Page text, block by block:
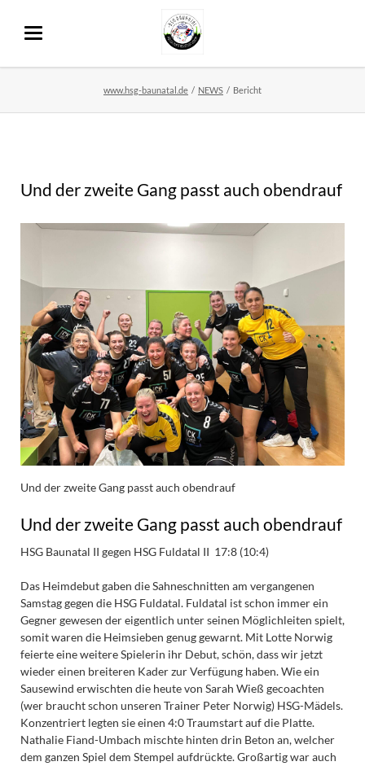
www.hsg-baunatal.de NEWS Bericht
Und der zweite Gang passt auch obendrauf
Und der zweite Gang passt auch obendrauf
Und der zweite Gang passt auch obendrauf
HSG Baunatal II gegen HSG Fuldatal II 17:8 (10:4)
Das Heimdebut gaben die Sahneschnitten am vergangenen
Samstag gegen die HSG Fuldatal. Fuldatal ist schon immer ein
Gegner gewesen der eigentlich unter seinen Möglichleiten spielt,
somit waren die Heimsieben genug gewarnt. Mit Lotte Norwig
feierte eine weitere Spielerin ihr Debut, schön, dass wir jetzt
wieder einen breiteren Kader zur Verfügung haben. Wie ein
Sausewind erwischten die heute von Sarah Wieß gecoachten
(wer braucht schon unseren Trainer Peter Norwig) HSG-Mädels.
Konzentriert legten sie einen 4:0 Traumstart auf die Platte.
Nathalie Fiand-Umbach mischte hinten drin Beton an, welcher
dem ganzen Spiel dem Stempel aufdrückte. Großartig war auch